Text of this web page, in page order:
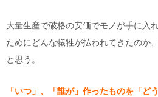
大量生産で破格の安価でモノが手に入
ためにどんな犠牲が払われてきたのか
と思う。
「いつ」、「誰が」作ったものを「ど